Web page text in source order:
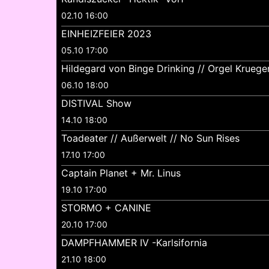
02.10 16:00
EINHEIZFEIER 2023
05.10 17:00
Hildegard von Binge Drinking // Orgel
06.10 18:00
DISTIVAL Show
14.10 18:00
Toadeater // Außerwelt // No Sun Rises
17.10 17:00
Captain Planet + Mr. Linus
19.10 17:00
STORMO + CANINE
20.10 17:00
DAMPFHAMMER IV -Karlsifornia
21.10 18:00